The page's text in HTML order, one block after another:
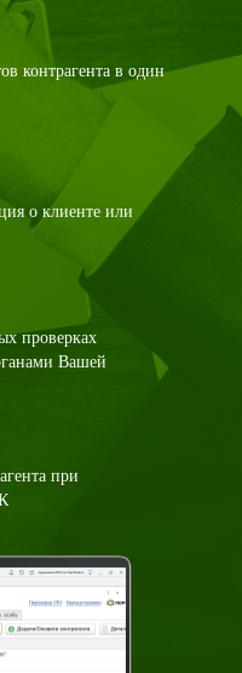
контрагента в один
о клиенте или
проверках
Вашей
при